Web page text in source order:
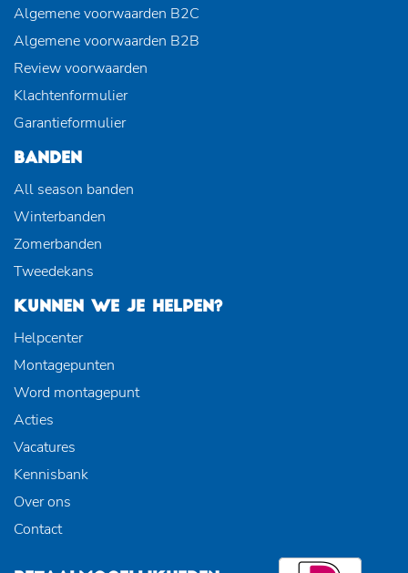
Algemene voorwaarden B2C
Algemene voorwaarden B2B
Review voorwaarden
Klachtenformulier
Garantieformulier
BANDEN
All season banden
Winterbanden
Zomerbanden
Tweedekans
KUNNEN WE JE HELPEN?
Helpcenter
Montagepunten
Word montagepunt
Acties
Vacatures
Kennisbank
Over ons
Contact